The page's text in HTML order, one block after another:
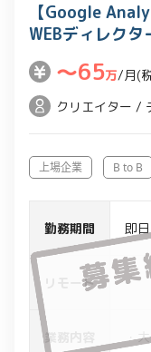
2.
新
シ
主
定
デ
ー
原
ん。
【Google
WEBディレク
〜65万/月(
クリエイター /
上場企業 B to B
勤務期間 即
リモート -
業務内容
・